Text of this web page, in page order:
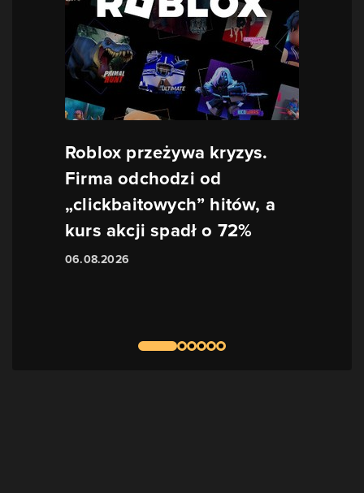
Roblox przeżywa kryzys.
Firma odchodzi od
„clickbaitowych” hitów, a
kurs akcji spadł o 72%
06.08.2026